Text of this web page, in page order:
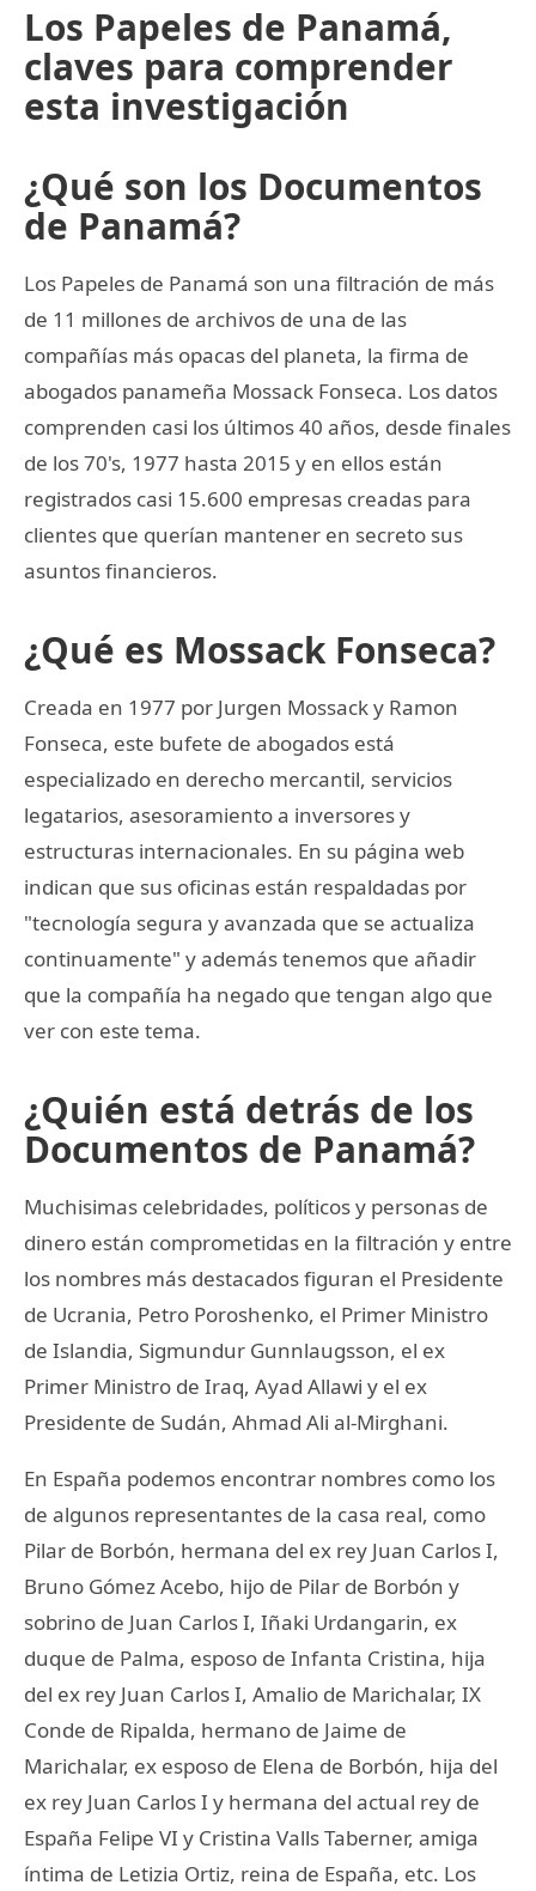
Los Papeles de Panamá,
claves para comprender
esta investigación
¿Qué son los Documentos
de Panamá?
Los Papeles de Panamá son una filtración de más
de 11 millones de archivos de una de las
compañías más opacas del planeta, la firma de
abogados panameña Mossack Fonseca. Los datos
comprenden casi los últimos 40 años, desde finales
de los 70's, 1977 hasta 2015 y en ellos están
registrados casi 15.600 empresas creadas para
clientes que querían mantener en secreto sus
asuntos financieros.
¿Qué es Mossack Fonseca?
Creada en 1977 por Jurgen Mossack y Ramon
Fonseca, este bufete de abogados está
especializado en derecho mercantil, servicios
legatarios, asesoramiento a inversores y
estructuras internacionales. En su página web
indican que sus oficinas están respaldadas por
"tecnología segura y avanzada que se actualiza
continuamente" y además tenemos que añadir
que la compañía ha negado que tengan algo que
ver con este tema.
¿Quién está detrás de los
Documentos de Panamá?
Muchisimas celebridades, políticos y personas de
dinero están comprometidas en la filtración y entre
los nombres más destacados figuran el Presidente
de Ucrania, Petro Poroshenko, el Primer Ministro
de Islandia, Sigmundur Gunnlaugsson, el ex
Primer Ministro de Iraq, Ayad Allawi y el ex
Presidente de Sudán, Ahmad Ali al-Mirghani.
En España podemos encontrar nombres como los
de algunos representantes de la casa real, como
Pilar de Borbón, hermana del ex rey Juan Carlos I,
Bruno Gómez Acebo, hijo de Pilar de Borbón y
sobrino de Juan Carlos I, Iñaki Urdangarin, ex
duque de Palma, esposo de Infanta Cristina, hija
del ex rey Juan Carlos I, Amalio de Marichalar, IX
Conde de Ripalda, hermano de Jaime de
Marichalar, ex esposo de Elena de Borbón, hija del
ex rey Juan Carlos I y hermana del actual rey de
España Felipe VI y Cristina Valls Taberner, amiga
íntima de Letizia Ortiz, reina de España, etc. Los